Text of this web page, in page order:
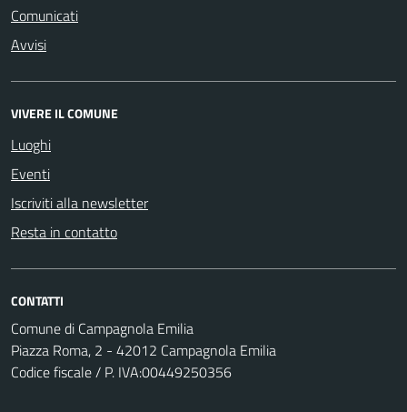
Comunicati
Avvisi
VIVERE IL COMUNE
Luoghi
Eventi
Iscriviti alla newsletter
Resta in contatto
CONTATTI
Comune di Campagnola Emilia
Piazza Roma, 2 - 42012 Campagnola Emilia
Codice fiscale / P. IVA:00449250356